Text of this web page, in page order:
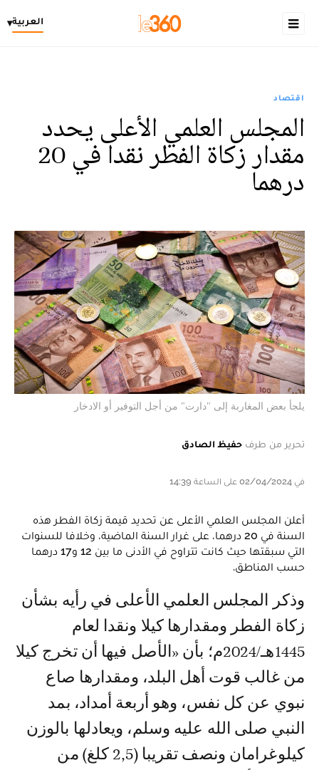
العربية▾
اقتصاد
المجلس العلمي الأعلى يحدد
مقدار زكاة الفطر نقدا في 20
درهما
يلجأ بعض المغاربة إلى "دارت" من أجل التوفير أو الادخار
تحرير من طرف حفيظ الصادق
في 02/04/2024 على الساعة 14:39
أعلن المجلس العلمي الأعلى عن تحديد قيمة زكاة الفطر هذه
السنة في 20 درهما، على غرار السنة الماضية، وخلافا للسنوات
التي سبقتها حيث كانت تتراوح في الأدنى ما بين 12 و17 درهما
حسب المناطق.
وذكر المجلس العلمي الأعلى في رأيه بشأن
زكاة الفطر ومقدارها كيلا ونقدا لعام
1445هـ/2024م؛ بأن «الأصل فيها أن تخرج كيلا
من غالب قوت أهل البلد، ومقدارها صاع
نبوي عن كل نفس، وهو أربعة أمداد، بمد
النبي صلى الله عليه وسلم، ويعادلها بالوزن
كيلوغرامان ونصف تقريبا (2,5 كلغ) من